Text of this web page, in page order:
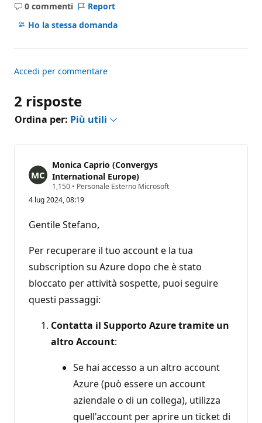
0 commenti
Nessun
commento
Report
Ho la stessa domanda
Accedi per commentare
2 risposte
Ordina per: Più utili
Monica Caprio (Convergys
International Europe)
1,150 P
n
i
d
r
e
p
u
t
z
n
• Personale Esterno Microsoft
4 lug 2024, 08:19
Gentile Stefano,
Per recuperare il tuo account e la tua
subscription su Azure dopo che è stato
bloccato per attività sospette, puoi seguire
questi passaggi:
Contatta il Supporto Azure tramite un
altro Account:
Se hai accesso a un altro account
Azure (può essere un account
aziendale o di un collega), utilizza
quell'account per aprire un ticket di